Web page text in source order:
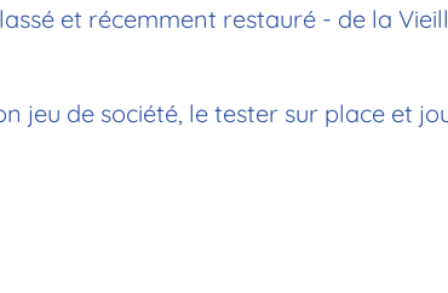
et récemment restauré - de la
jeu de société, le tester sur place et